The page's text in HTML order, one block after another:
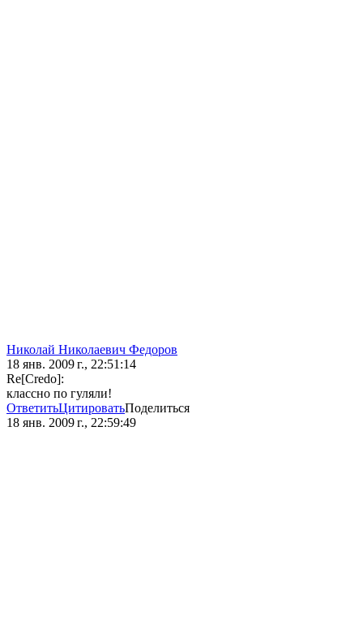
Николай Николаевич Федоров
18 янв. 2009 г., 22:51:14
Re[Credo]:
классно по гуляли!
ОтветитьЦитироватьПоделиться
18 янв. 2009 г., 22:59:49